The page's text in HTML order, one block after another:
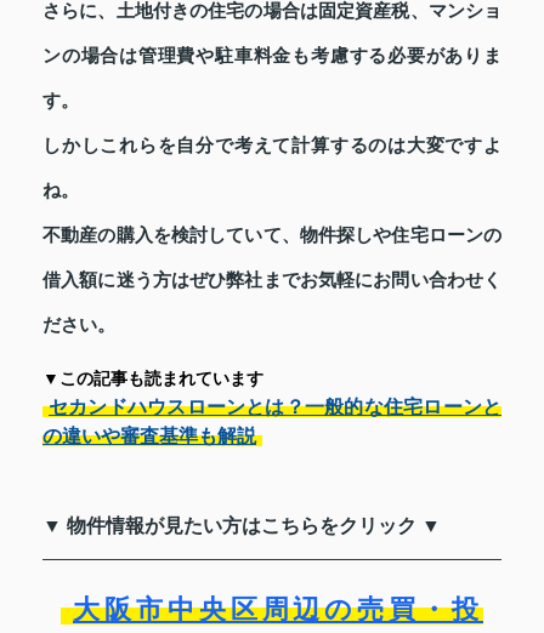
さらに、土地付きの住宅の場合は固定資産税、マンショ
ンの場合は管理費や駐車料金も考慮する必要がありま
す。
しかしこれらを自分で考えて計算するのは大変ですよ
ね。
不動産の購入を検討していて、物件探しや住宅ローンの
借入額に迷う方はぜひ弊社までお気軽にお問い合わせく
ださい。
▼この記事も読まれています
セカンドハウスローンとは？一般的な住宅ローンと
の違いや審査基準も解説
▼ 物件情報が見たい方はこちらをクリック ▼
大阪市中央区周辺の売買・投